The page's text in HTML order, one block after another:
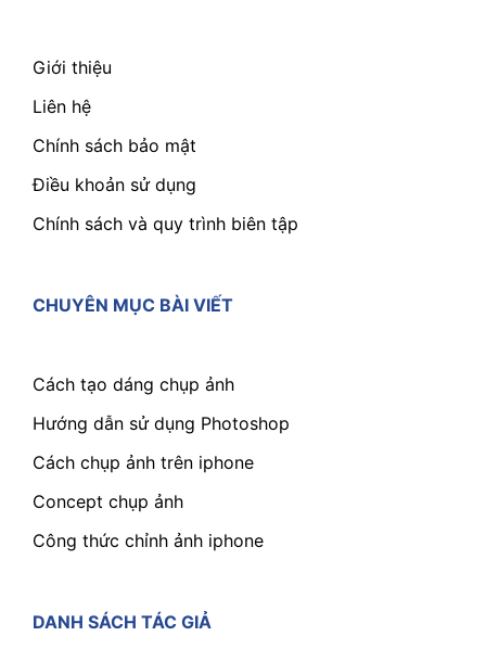
Giới thiệu
Liên hệ
Chính sách bảo mật
Điều khoản sử dụng
Chính sách và quy trình biên tập
CHUYÊN MỤC BÀI VIẾT
Cách tạo dáng chụp ảnh
Hướng dẫn sử dụng Photoshop
Cách chụp ảnh trên iphone
Concept chụp ảnh
Công thức chỉnh ảnh iphone
DANH SÁCH TÁC GIẢ